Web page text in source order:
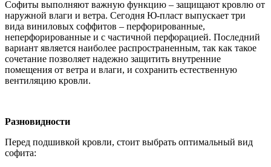
Софиты выполняют важную функцию – защищают кровлю от
наружной влаги и ветра. Сегодня Ю-пласт выпускает три
вида виниловых соффитов – перфорированные,
неперфорированные и c частичной перфорацией. Последний
вариант является наиболее распространенным, так как такое
сочетание позволяет надежно защитить внутренние
помещения от ветра и влаги, и сохранить естественную
вентиляцию кровли.
Разновидности
Перед подшивкой кровли, стоит выбрать оптимальный вид
софита: